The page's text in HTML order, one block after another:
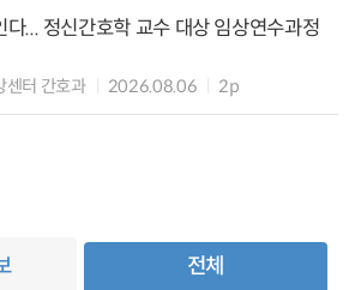
다... 정신간호학 교수 대상 임상연수과정
센터 간호과 2026.08.06 2p
전체